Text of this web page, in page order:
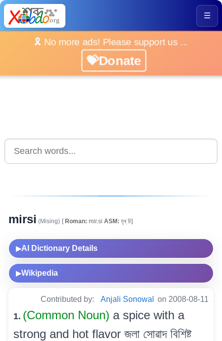
☰
🎗️ No more ads! Please support us ...
💝Donate
mirsi (Mising) [Roman: mir.si ASM: মৃৰ্ চি]
▶AI Dictionary Details
▶Wikipedia
Contributed by: Anjali Sonowal on 2008-08-11
1. (Common Noun) a spice with a
strong and hot flavor জলা সোৱাদ বিশিষ্ট